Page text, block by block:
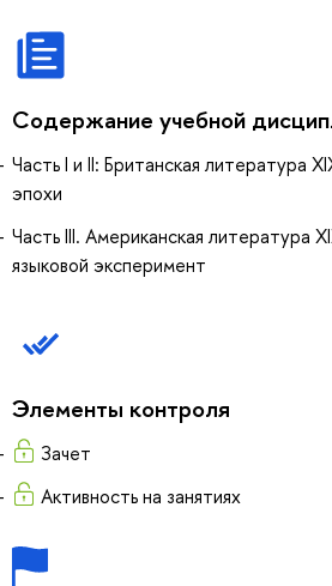
Содержание учебной
Часть I и II: Британская литература
эпохи
Часть III. Американская литература
языковой эксперимент
Элементы контроля
Зачет
Активность на занятиях